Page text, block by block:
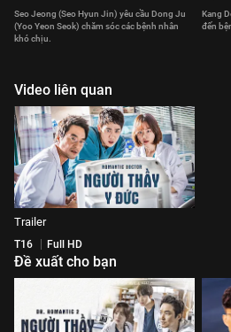
Seo Jeong (Seo Hyun Jin) yêu cầu Dong Ju
(Yoo Yeon Seok) chăm sóc các bệnh nhân
khó chịu.
Kang
đến
Video liên quan
Trailer
T16 Full HD
Đề xuất cho bạn